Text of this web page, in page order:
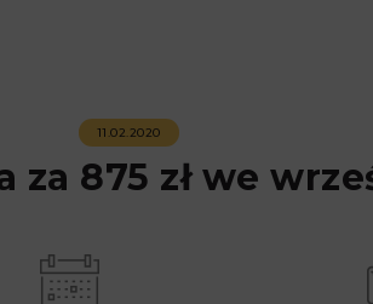
11.02.2020
za 875 zł we